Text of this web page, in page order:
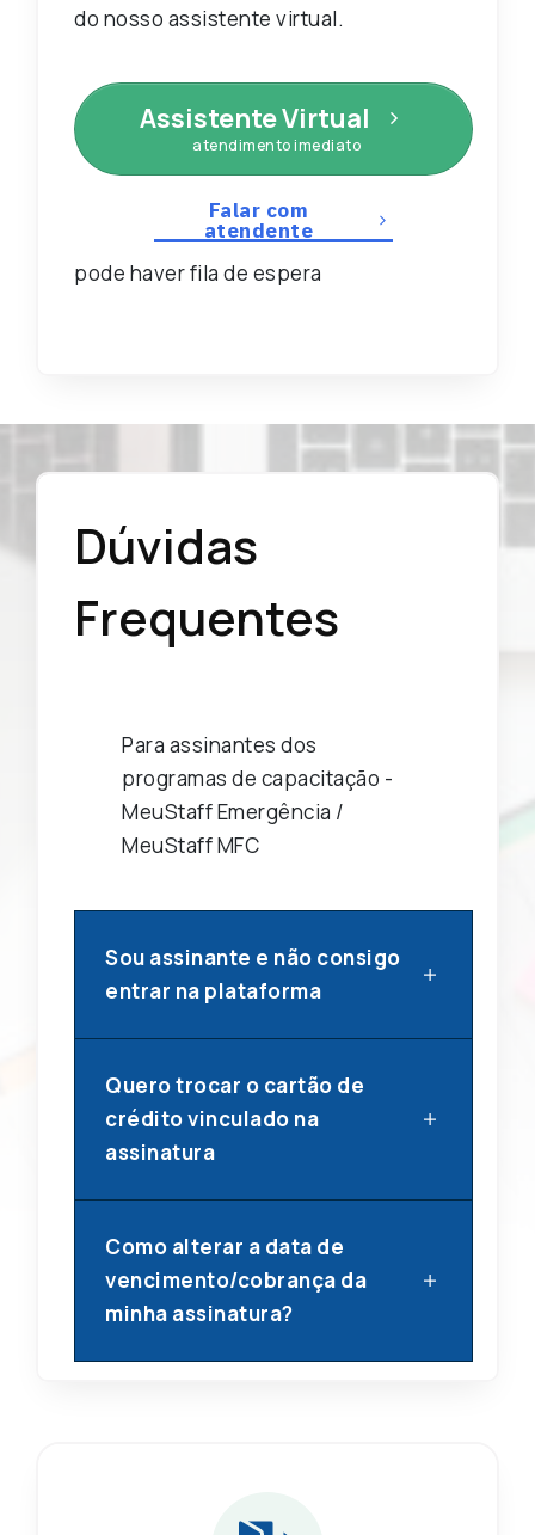
do nosso assistente virtual.
Assistente Virtual
atendimento imediato
Falar com
atendente
pode haver fila de espera
Dúvidas
Frequentes
Para assinantes dos
programas de capacitação -
MeuStaff Emergência /
MeuStaff MFC
Sou assinante e não consigo
entrar na plataforma
Quero trocar o cartão de
crédito vinculado na
assinatura
Como alterar a data de
vencimento/cobrança da
minha assinatura?